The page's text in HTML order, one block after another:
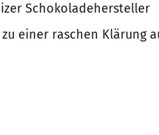
Schokoladehersteller
einer raschen Klärung